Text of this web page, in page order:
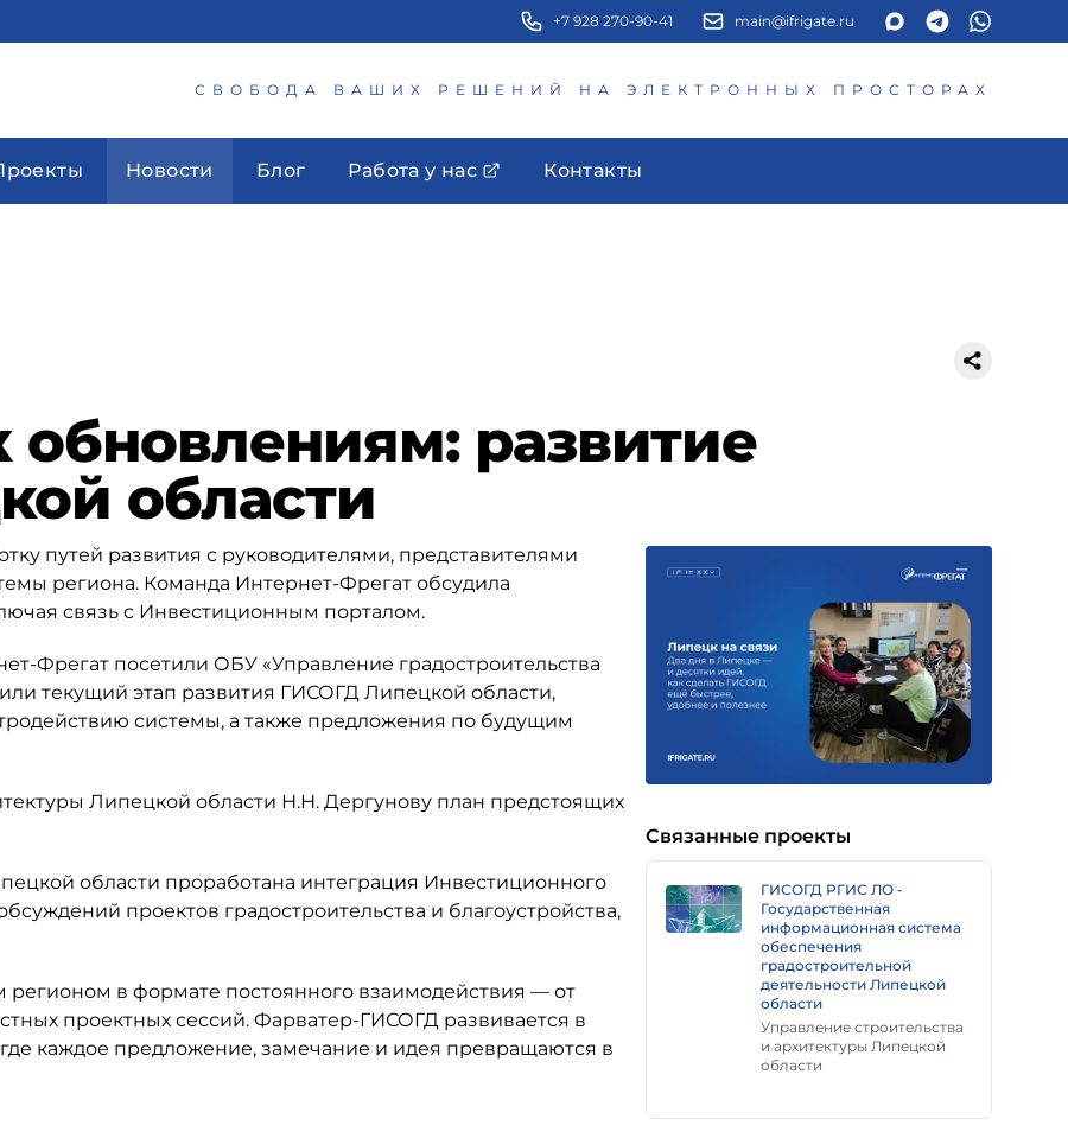
+7 928 270-90-41 main@ifrigate.ru
СВОБОДА ВАШИХ РЕШЕНИЙ НА ЭЛЕКТРОННЫХ ПРОСТОРАХ
Новости Блог Работа у нас Контакты
обновлениям: развитие
области
путей развития с руководителями, представителями
региона. Команда Интернет-Фрегат обсудила
связь с Инвестиционным порталом.
Фрегат посетили ОБУ «Управление градостроительства
текущий этап развития ГИСОГД Липецкой области,
системы, а также предложения по будущим
Липецкой области Н.Н. Дергунову план предстоящих
области проработана интеграция Инвестиционного
проектов градостроительства и благоустройства,
в формате постоянного взаимодействия — от
проектных сессий. Фарватер-ГИСОГД развивается в
каждое предложение, замечание и идея превращаются в
Связанные проекты
ГИСОГД РГИС ЛО -
Государственная
информационная система
обеспечения
градостроительной
деятельности Липецкой
области
Управление строительства
и архитектуры Липецкой
области